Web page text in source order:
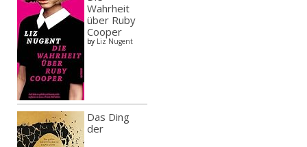
Wahrheit
über Ruby
Cooper
by Liz Nugent
Das Ding
der